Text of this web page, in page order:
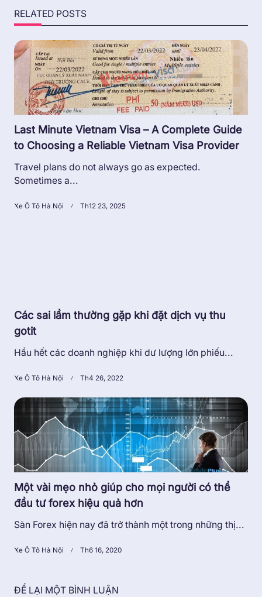
RELATED POSTS
Last Minute Vietnam Visa – A Complete Guide
to Choosing a Reliable Vietnam Visa Provider
Travel plans do not always go as expected.
Sometimes a...
Xe Ô Tô Hà Nội Th12 23, 2025
Các sai lầm thường gặp khi đặt dịch vụ thu
gotit
Hầu hết các doanh nghiệp khi dư lượng lớn phiếu...
Xe Ô Tô Hà Nội Th4 26, 2022
Một vài mẹo nhỏ giúp cho mọi người có thể
đầu tư forex hiệu quả hơn
Sàn Forex hiện nay đã trở thành một trong những thị...
Xe Ô Tô Hà Nội Th6 16, 2020
ĐỂ LẠI MỘT BÌNH LUẬN